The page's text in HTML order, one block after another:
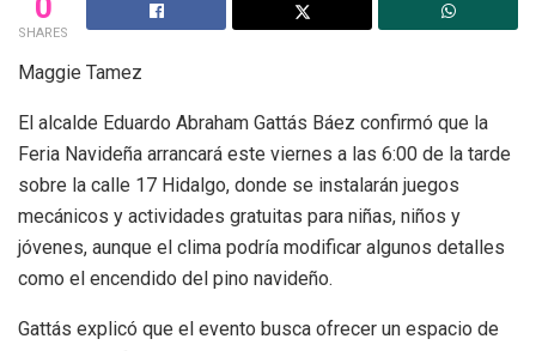
0
SHARES
Maggie Tamez
El alcalde Eduardo Abraham Gattás Báez confirmó que la
Feria Navideña arrancará este viernes a las 6:00 de la tarde
sobre la calle 17 Hidalgo, donde se instalarán juegos
mecánicos y actividades gratuitas para niñas, niños y
jóvenes, aunque el clima podría modificar algunos detalles
como el encendido del pino navideño.
Gattás explicó que el evento busca ofrecer un espacio de